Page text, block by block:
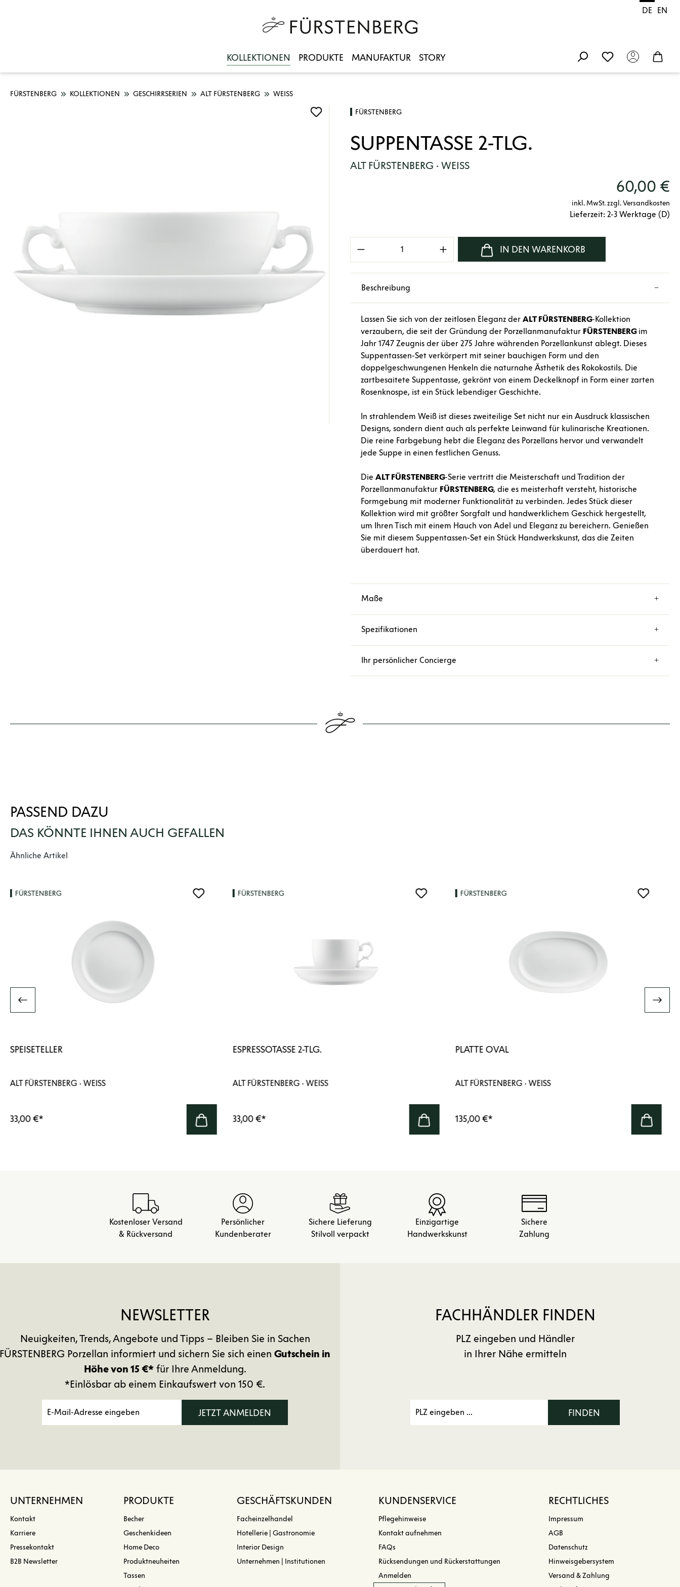
DE EN
KOLLEKTIONEN PRODUKTE MANUFAKTUR STORY
FÜRSTENBERG KOLLEKTIONEN GESCHIRRSERIEN ALT FÜRSTENBERG WEISS
FÜRSTENBERG
SUPPENTASSE 2-TLG.
ALT FÜRSTENBERG · WEISS
60,00 €
inkl. MwSt. zzgl. Versandkosten
Lieferzeit: 2-3 Werktage (D)
Produkt Anzahl: Gib den gewünschten Wert ein oder
IN DEN WARENKORB
Beschreibung
Lassen Sie sich von der zeitlosen Eleganz der ALT FÜRSTENBERG-Kollektion
verzaubern, die seit der Gründung der Porzellanmanufaktur FÜRSTENBERGim
Jahr 1747 Zeugnis der über 275 Jahre währenden Porzellankunst ablegt. Dieses
Suppentassen-Set verkörpert mit seiner bauchigen Form und den
doppelgeschwungenen Henkeln die naturnahe Ästhetik des Rokokostils. Die
zartbesaitete Suppentasse, gekrönt von einem Deckelknopf in Form einer zarten
Rosenknospe, ist ein Stück lebendiger Geschichte.
In strahlendem Weiß ist dieses zweiteilige Set nicht nur ein Ausdruck klassischen
Designs, sondern dient auch als perfekte Leinwand für kulinarische Kreationen.
Die reine Farbgebung hebt die Eleganz des Porzellans hervor und verwandelt
jede Suppe in einen festlichen Genuss.
Die ALT FÜRSTENBERG-Serie vertritt die Meisterschaft und Tradition der
Porzellanmanufaktur FÜRSTENBERG, die es meisterhaft versteht, historische
Formgebung mit moderner Funktionalität zu verbinden. Jedes Stück dieser
Kollektion wird mit größter Sorgfalt und handwerklichem Geschick hergestellt,
um Ihren Tisch mit einem Hauch von Adel und Eleganz zu bereichern. Genießen
Sie mit diesem Suppentassen-Set ein Stück Handwerkskunst, das die Zeiten
überdauert hat.
Maße
Spezifikationen
Ihr persönlicher Concierge
PASSEND DAZU
DAS KÖNNTE IHNEN AUCH GEFALLEN
Produktgalerie überspringen
Ähnliche Artikel
FÜRSTENBERG
SPEISETELLER
ALT FÜRSTENBERG · WEISS
33,00 €*
FÜRSTENBERG
ESPRESSOTASSE 2-TLG.
ALT FÜRSTENBERG · WEISS
33,00 €*
FÜRSTENBERG
PLATTE OVAL
ALT FÜRSTENBERG · WEISS
135,00 €*
Kostenloser Versand
& Rückversand
Persönlicher
Kundenberater
Sichere Lieferung
Stilvoll verpackt
Einzigartige
Handwerkskunst
Sichere
Zahlung
NEWSLETTER
Neuigkeiten, Trends, Angebote und Tipps – Bleiben Sie in Sachen
FÜRSTENBERG Porzellan informiert und sichern Sie sich einen Gutschein in
Höhe von 15 €* für Ihre Anmeldung.
*Einlösbar ab einem Einkaufswert von 150 €.
JETZT ANMELDEN
FACHHÄNDLER FINDEN
PLZ eingeben und Händler
in Ihrer Nähe ermitteln
FINDEN
UNTERNEHMEN
Kontakt
Karriere
Pressekontakt
B2B Newsletter
PRODUKTE
Becher
Geschenkideen
Home Deco
Produktneuheiten
Tassen
GESCHÄFTSKUNDEN
Facheinzelhandel
Hotellerie | Gastronomie
Interior Design
Unternehmen | Institutionen
KUNDENSERVICE
Pflegehinweise
Kontakt aufnehmen
FAQs
Rücksendungen und Rückerstattungen
Anmelden
RECHTLICHES
Impressum
AGB
Datenschutz
Hinweisgebersystem
Versand & Zahlung